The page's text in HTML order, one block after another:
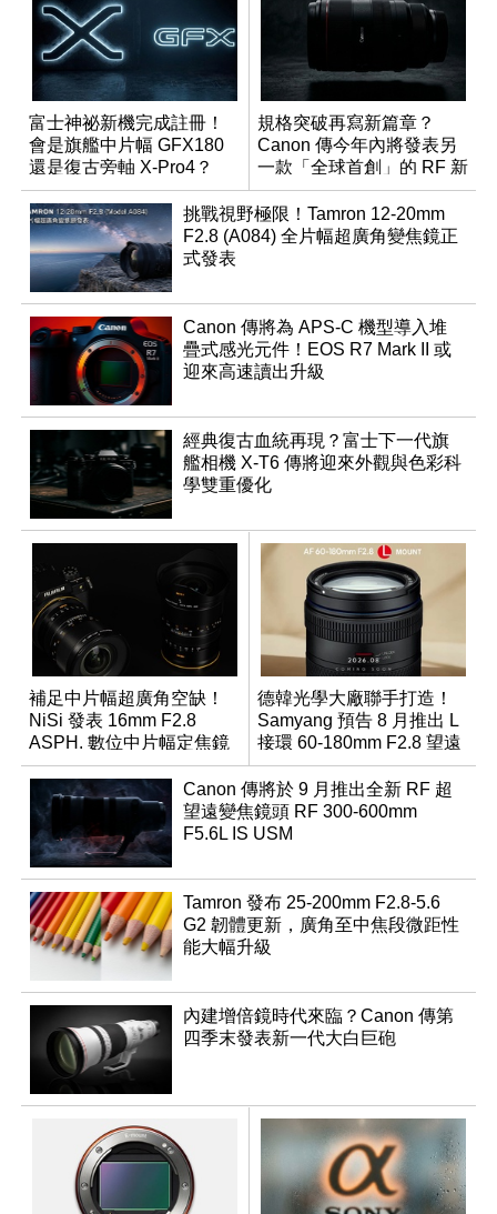
富士神祕新機完成註冊！
會是旗艦中片幅 GFX180
還是復古旁軸 X-Pro4？
規格突破再寫新篇章？
Canon 傳今年內將發表另
一款「全球首創」的 RF 新
鏡頭
挑戰視野極限！Tamron 12-20mm
F2.8 (A084) 全片幅超廣角變焦鏡正
式發表
Canon 傳將為 APS-C 機型導入堆
疊式感光元件！EOS R7 Mark II 或
迎來高速讀出升級
經典復古血統再現？富士下一代旗
艦相機 X-T6 傳將迎來外觀與色彩科
學雙重優化
補足中片幅超廣角空缺！
NiSi 發表 16mm F2.8
ASPH. 數位中片幅定焦鏡
德韓光學大廠聯手打造！
Samyang 預告 8 月推出 L
接環 60-180mm F2.8 望遠
變焦鏡
Canon 傳將於 9 月推出全新 RF 超
望遠變焦鏡頭 RF 300-600mm
F5.6L IS USM
Tamron 發布 25-200mm F2.8-5.6
G2 韌體更新，廣角至中焦段微距性
能大幅升級
內建增倍鏡時代來臨？Canon 傳第
四季末發表新一代大白巨砲